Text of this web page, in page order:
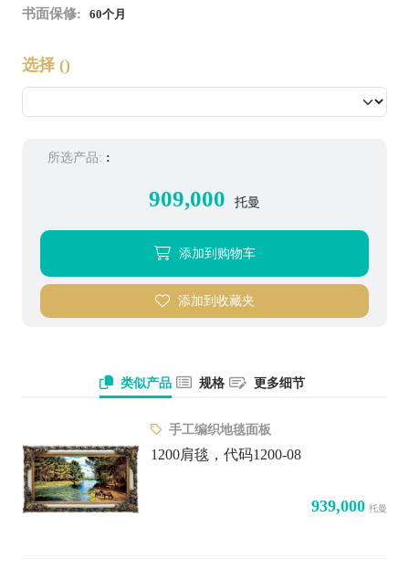
书面保修: 60个月
选择 ()
所选产品: :
909,000 托曼
添加到购物车
添加到收藏夹
类似产品 规格 更多细节
手工编织地毯面板
1200肩毯，代码1200-08
939,000 托曼